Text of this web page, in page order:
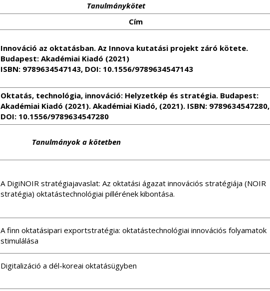
Tanulmánykötet
Cím
Innováció az oktatásban. Az Innova kutatási projekt záró kötete.
Budapest: Akadémiai Kiadó (2021)
ISBN: 9789634547143, DOI: 10.1556/9789634547143
Oktatás, technológia, innováció: Helyzetkép és stratégia. Budapest:
Akadémiai Kiadó (2021). Akadémiai Kiadó, (2021). ISBN: 9789634547280,
DOI: 10.1556/9789634547280
Tanulmányok a kötetben
A DigiNOIR stratégiajavaslat: Az oktatási ágazat innovációs stratégiája (NOIR
stratégia) oktatástechnológiai pillérének kibontása.
A finn oktatásipari exportstratégia: oktatástechnológiai innovációs folyamatok
stimulálása
Digitalizáció a dél-koreai oktatásügyben